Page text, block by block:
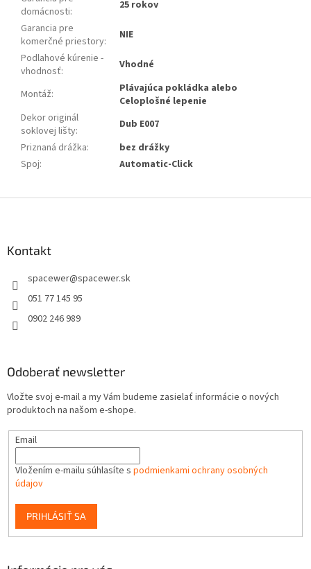
domácnosti:
25 rokov
Garancia pre
komerčné priestory:
NIE
Podlahové kúrenie -
vhodnosť: Vhodné
Montáž:
Plávajúca pokládka alebo
Celoplošné lepenie
Dekor originál
soklovej lišty:
Dub E007
Priznaná drážka:
bez drážky
Spoj: Automatic-Click
Kontakt
spacewer@spacewer.sk
051 77 145 95
0902 246 989
Odoberať newsletter
Vložte svoj e-mail a my Vám budeme zasielať informácie o nových
produktoch na našom e-shope.
Email
Vložením e-mailu súhlasíte s podmienkami ochrany osobných
údajov
PRIHLÁSIŤ SA